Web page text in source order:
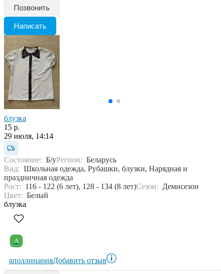
Позвонить
Написать
блузка
15 р.
29 июля, 14:14
Состояние: Б/уРегион: Беларусь
Вид: Школьная одежда, Рубашки, блузки, Нарядная и
праздничная одежда
Рост: 116 - 122 (6 лет), 128 - 134 (8 лет)Сезон: Демисезон
Цвет: Белый
блузка
А
аполлинарияДобавить отзыв